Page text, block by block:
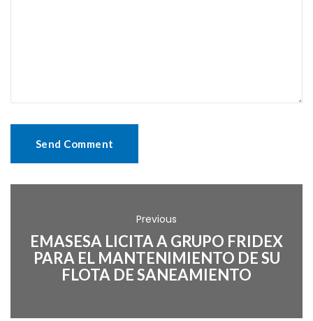
Previous
EMASESA LICITA A GRUPO FRIDEX
PARA EL MANTENIMIENTO DE SU
FLOTA DE SANEAMIENTO